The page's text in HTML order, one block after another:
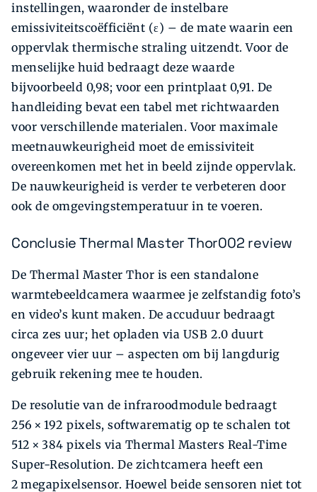
instellingen, waaronder de instelbare
emissiviteitscoëfficiënt (ε) – de mate waarin een
oppervlak thermische straling uitzendt. Voor de
menselijke huid bedraagt deze waarde
bijvoorbeeld 0,98; voor een printplaat 0,91. De
handleiding bevat een tabel met richtwaarden
voor verschillende materialen. Voor maximale
meetnauwkeurigheid moet de emissiviteit
overeenkomen met het in beeld zijnde oppervlak.
De nauwkeurigheid is verder te verbeteren door
ook de omgevingstemperatuur in te voeren.
Conclusie Thermal Master Thor002 review
De Thermal Master Thor is een standalone
warmtebeeldcamera waarmee je zelfstandig foto’s
en video’s kunt maken. De accuduur bedraagt
circa zes uur; het opladen via USB 2.0 duurt
ongeveer vier uur – aspecten om bij langdurig
gebruik rekening mee te houden.
De resolutie van de infraroodmodule bedraagt
256 × 192 pixels, softwarematig op te schalen tot
512 × 384 pixels via Thermal Masters Real-Time
Super-Resolution. De zichtcamera heeft een
2 megapixelsensor. Hoewel beide sensoren niet tot